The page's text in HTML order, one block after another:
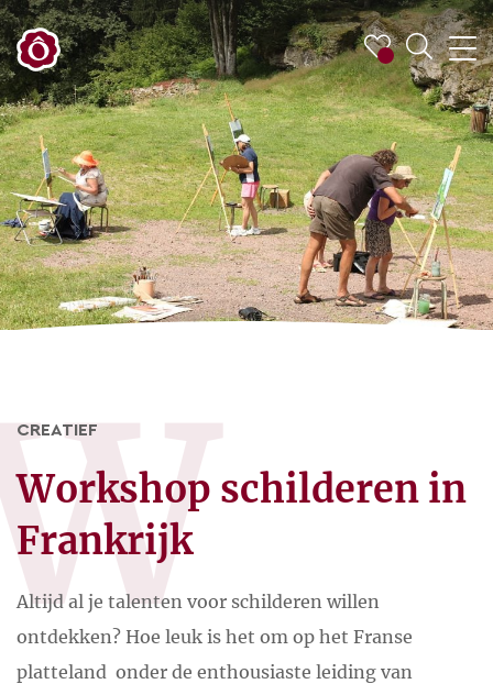
CREATIEF
Workshop schilderen in
Frankrijk
Altijd al je talenten voor schilderen willen
ontdekken? Hoe leuk is het om op het Franse
platteland onder de enthousiaste leiding van